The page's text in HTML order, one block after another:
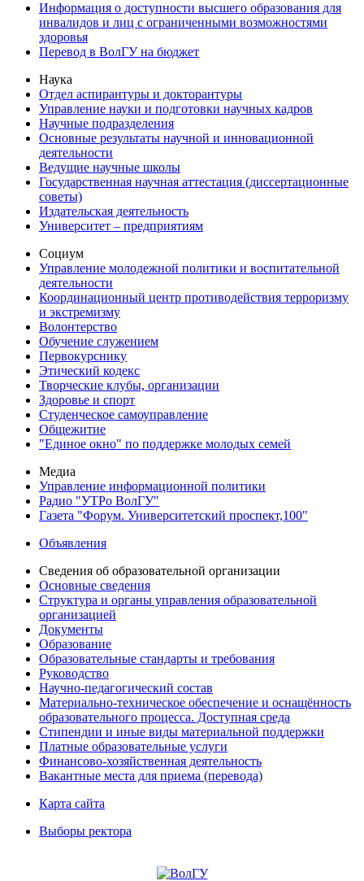
Информация о доступности высшего образования для
инвалидов и лиц с ограниченными возможностями
здоровья
Перевод в ВолГУ на бюджет
Наука
Отдел аспирантуры и докторантуры
Управление науки и подготовки научных кадров
Научные подразделения
Основные результаты научной и инновационной
деятельности
Ведущие научные школы
Государственная научная аттестация (диссертационные
советы)
Издательская деятельность
Университет – предприятиям
Социум
Управление молодежной политики и воспитательной
деятельности
Координационный центр противодействия терроризму
и экстремизму
Волонтерство
Обучение служением
Первокурснику
Этический кодекс
Творческие клубы, организации
Здоровье и спорт
Студенческое самоуправление
Общежитие
"Единое окно" по поддержке молодых семей
Медиа
Управление информационной политики
Радио "УТРо ВолГУ"
Газета "Форум. Университетский проспект,100"
Объявления
Сведения об образовательной организации
Основные сведения
Структура и органы управления образовательной
организацией
Документы
Образование
Образовательные стандарты и требования
Руководство
Научно-педагогический состав
Материально-техническое обеспечение и оснащённость
образовательного процесса. Доступная среда
Стипендии и иные виды материальной поддержки
Платные образовательные услуги
Финансово-хозяйственная деятельность
Вакантные места для приема (перевода)
Карта сайта
Выборы ректора